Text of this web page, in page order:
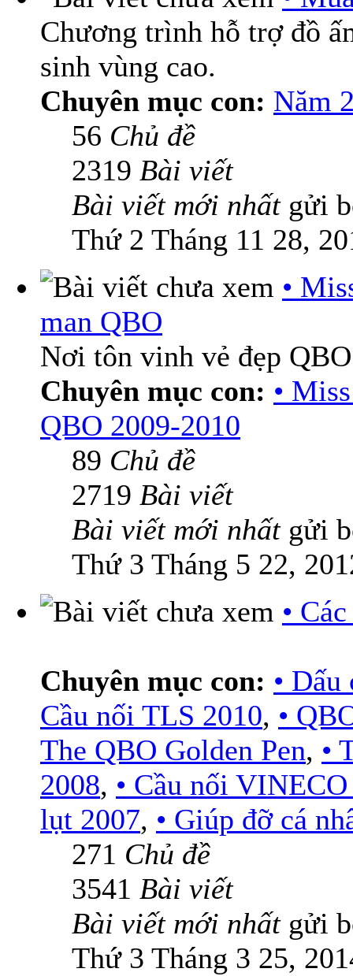
Chương trình hỗ trợ đồ
sinh vùng cao.
Chuyên mục con: Năm
56 Chủ đề
2319 Bài viết
Bài viết mới nhấtgửi
Thứ 2 Tháng 11 28,
•
man QBO
Nơi tôn vinh vẻ đẹp
Chuyên mục con: •
QBO 2009-2010
89 Chủ đề
2719 Bài viết
Bài viết mới nhấtgửi
Thứ 3 Tháng 5 22,
•
Chuyên mục con: •
Cầu nối TLS 2010, •
The QBO Golden Pen, •
2008, • Cầu nối
lụt 2007, • Giúp đỡ cá
271 Chủ đề
3541 Bài viết
Bài viết mới nhấtgửi
Thứ 3 Tháng 3 25,